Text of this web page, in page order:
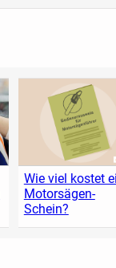
Wie viel kostet
Motorsägen-
Schein?